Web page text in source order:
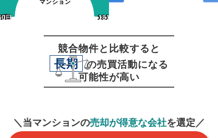
マンション
日
日
日
日
日
日
日
日
日
日 181日~
181日~
競合物件と比較すると
長期
の売買活動になる
可能性が高い
＼当マンションの売却が得意な会社を選定／